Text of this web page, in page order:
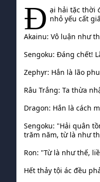
Đ ại hải tặc thời
nhỏ yếu cất
Akainu: Vô luận như
Sengoku: Đáng chết!
Zephyr: Hắn là lão
Râu Trắng: Ta thừa
Dragon: Hắn là cách
Sengoku: "Hải quân
trăm năm, từ là như
Ron: "Từ là như thế,
Hết thảy tội ác đều